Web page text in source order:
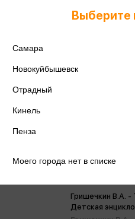
Гришечкин В.А. -
Детская
Выберите
Самара
Новокуйбышевск
Отрадный
Кинель
Пенза
Моего города нет в списке